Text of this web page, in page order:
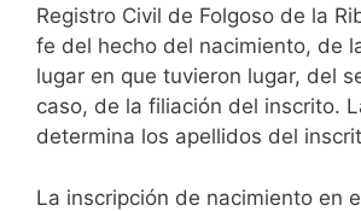
Registro Civil de Folgoso de la
fe del hecho del nacimiento, de
lugar en que tuvieron lugar, del
caso, de la filiación del inscrito.
determina los apellidos del
La inscripción de nacimiento en